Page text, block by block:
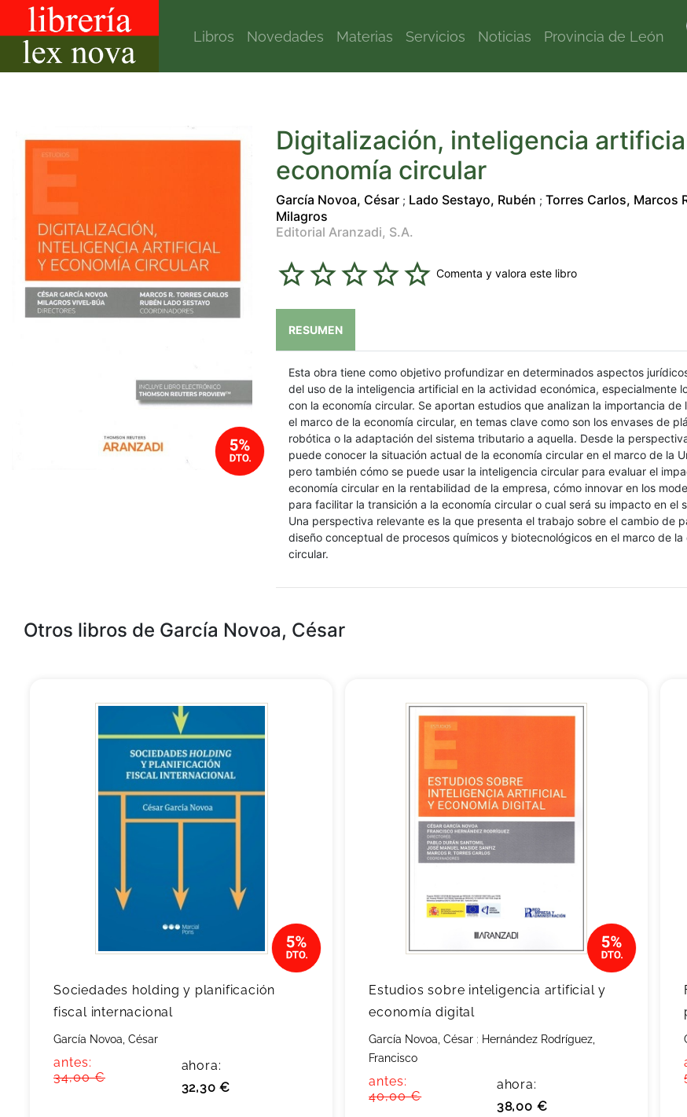
Libros Novedades Materias Servicios Noticias Provincia de León
Digitalización, inteligencia
economía circular
García Novoa, César ; Lado Sestayo, Rubén ; Torres Carlos, Marcos
Milagros
Editorial Aranzadi, S.A.
Comenta y valora este libro
RESUMEN
Esta obra tiene como objetivo profundizar en determinados aspectos
del uso de la inteligencia artificial en la actividad económica, especialmente
con la economía circular. Se aportan estudios que analizan la importancia de
el marco de la economía circular, en temas clave como son los envases de
robótica o la adaptación del sistema tributario a aquella. Desde la
puede conocer la situación actual de la economía circular en el marco de la
pero también cómo se puede usar la inteligencia circular para evaluar el
economía circular en la rentabilidad de la empresa, cómo innovar en los
para facilitar la transición a la economía circular o cual será su impacto en el
Una perspectiva relevante es la que presenta el trabajo sobre el cambio de
diseño conceptual de procesos químicos y biotecnológicos en el marco de la
circular.
Otros libros de García Novoa, César
Sociedades holding y planificación
fiscal internacional
García Novoa, César
antes:
34,00 €
ahora:
32,30 €
Estudios sobre inteligencia artificial y
economía digital
García Novoa, César ; Hernández Rodríguez,
Francisco
antes:
40,00 €
ahora:
38,00 €